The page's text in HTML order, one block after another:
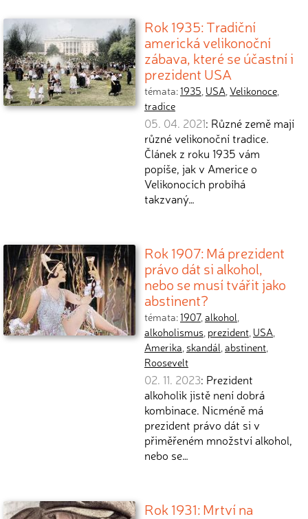
Rok 1935: Tradiční
americká velikonoční
zábava, které se účastní i
prezident USA
témata:1935, USA,Velikonoce,
tradice
05. 04. 2021: Různé země mají
různé velikonoční tradice.
Článek z roku 1935 vám
popíše, jak v Americe o
Velikonocích probíhá
takzvaný…
Rok 1907: Má prezident
právo dát si alkohol,
nebo se musí tvářit jako
abstinent?
témata:1907,alkohol,
alkoholismus, prezident, USA,
Amerika, skandál,abstinent,
Roosevelt
02. 11. 2023: Prezident
alkoholik jistě není dobrá
kombinace. Nicméně má
prezident právo dát si v
přiměřeném množství alkohol,
nebo se…
Rok 1931: Mrtví na